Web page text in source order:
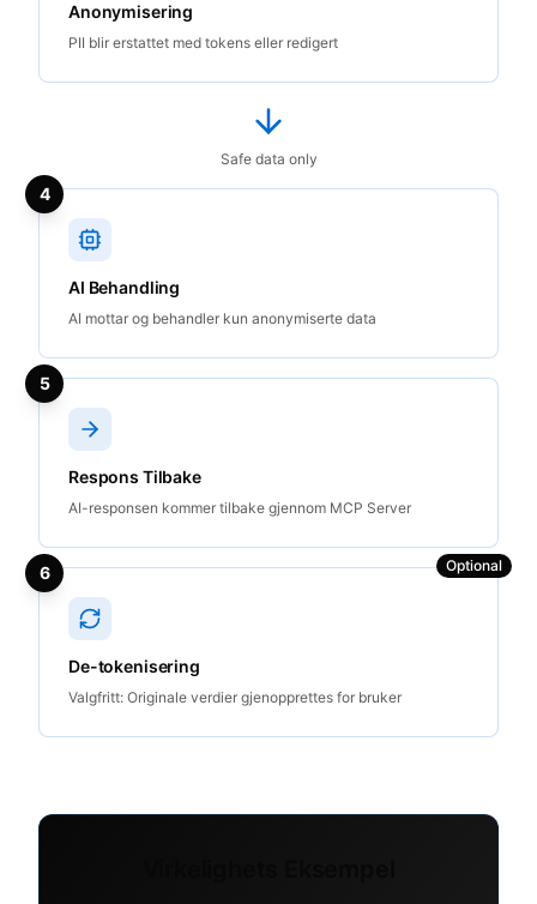
Anonymisering
PII blir erstattet med tokens eller redigert
Safe data only
4
AI Behandling
AI mottar og behandler kun anonymiserte data
5
Respons Tilbake
AI-responsen kommer tilbake gjennom MCP Server
6 Optional
De-tokenisering
Valgfritt: Originale verdier gjenopprettes for bruker